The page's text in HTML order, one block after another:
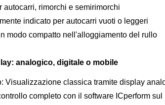
autocarri, rimorchi e semirimorchi
indicato per autocarri vuoti o leggeri
modo compatto nell'alloggiamento del rullo
analogico, digitale o mobile
Visualizzazione classica tramite display
completo con il software ICperform sul